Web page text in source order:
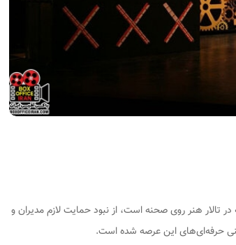
تالار هنر روی صحنه است، از نبود حمایت لازم مدیران و
حرفه‌ای‌های این عرصه شده است.